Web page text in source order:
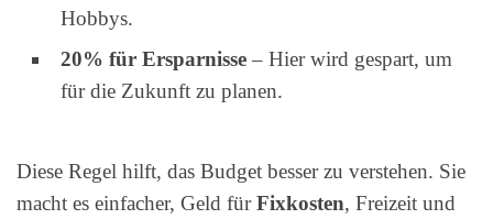
Hobbys.
20% für Ersparnisse – Hier wird gespart, um
für die Zukunft zu planen.
Diese Regel hilft, das Budget besser zu verstehen. Sie
macht es einfacher, Geld fürFixkosten, Freizeit und